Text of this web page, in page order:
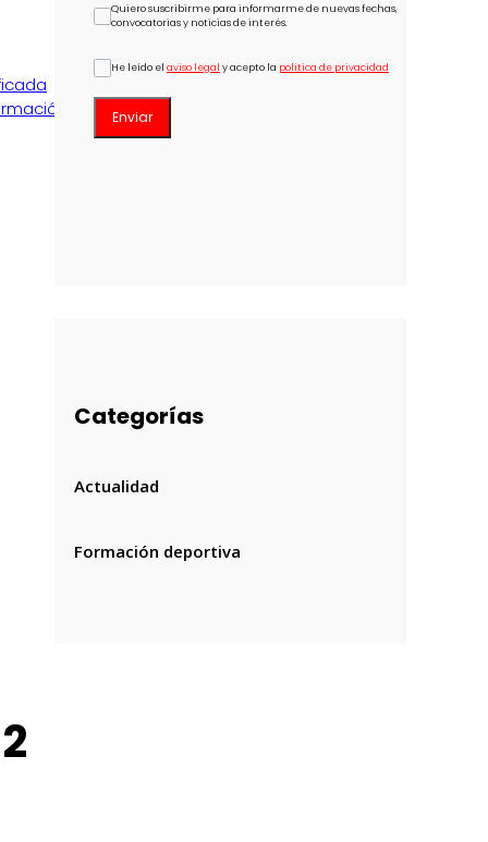
Quiero suscribirme para informarme de nuevas fechas,
convocatorias y noticias de interés.
He leído el aviso legal y acepto la política de privacidad
Enviar
Categorías
Actualidad
Formación deportiva